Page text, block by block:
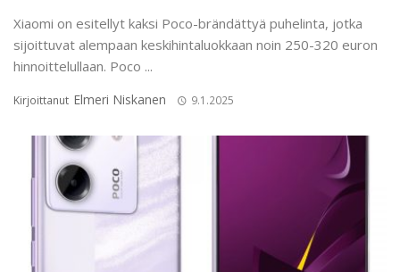
Xiaomi on esitellyt kaksi Poco-brändättyä puhelinta, jotka
sijoittuvat alempaan keskihintaluokkaan noin 250-320 euron
hinnoittelullaan. Poco ...
Kirjoittanut Elmeri Niskanen 9.1.2025